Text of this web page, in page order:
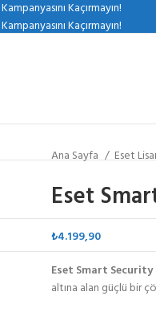
Kampanyasını Kaçırmayın!
Kampanyasını Kaçırmayın!
Ana Sayfa Eset
Eset
₺4.199,90
Eset Smart Security
altına alan güçlü bir